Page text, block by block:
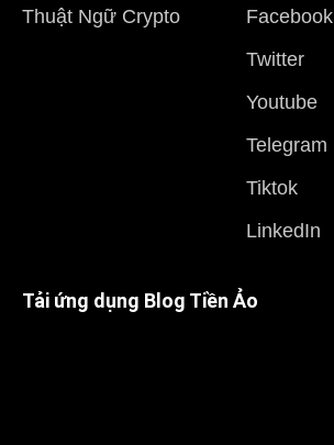
Thuật Ngữ Crypto
Facebook
Twitter
Youtube
Telegram
Tiktok
LinkedIn
Tải ứng dụng Blog Tiền Ảo